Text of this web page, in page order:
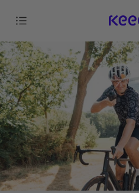
directement
contenu
Navigation